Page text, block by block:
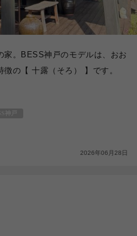
家。BESS神戸のモデルは、おお
の【 十露（そろ） 】です。
2026年06月28日